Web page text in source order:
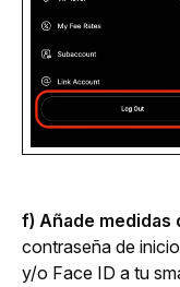
f) Añade medidas
contraseña de
y/o Face ID a tu